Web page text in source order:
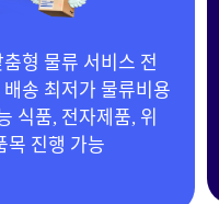
력 공장 확보 전자
의류, 생활용품 등 전
제안으로 맞춤 제작